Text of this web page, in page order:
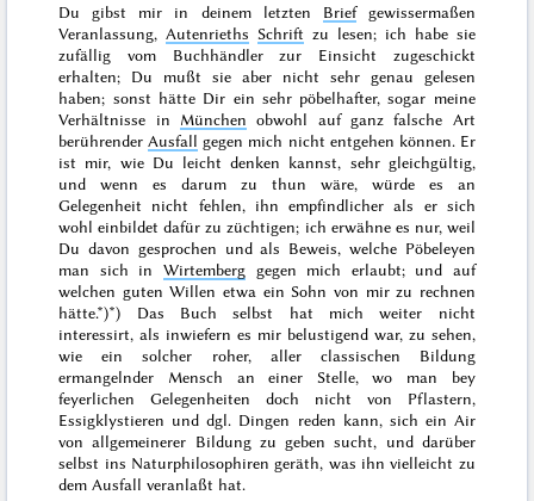
Du gibst mir in deinem letzten Briefgewissermaßen
Veranlassung,Autenrieths Schrift zu lesen; ich habe sie
zufällig vom Buchhändler zur Einsicht zugeschickt
erhalten; Du mußt sie aber nicht sehr genau gelesen
haben; sonst hätte Dir ein sehr pöbelhafter, sogar meine
Verhältnisse in München obwohl auf ganz falsche Art
berührenderAusfall gegen mich nicht entgehen können. Er
ist mir, wie Du leicht denken kannst, sehr gleichgültig,
und wenn es darum zu thun wäre, würde es an
Gelegenheit nicht fehlen, ihn empfindlicher als er sich
wohl einbildet dafür zu züchtigen; ich erwähne es nur, weil
Du davon gesprochen und als Beweis, welche Pöbeleyen
man sich in Wirtemberg gegen mich erlaubt; und auf
welchen guten Willen etwa ein Sohn von mir zu rechnen
hätte.*)*) Das Buch selbst hat mich weiter nicht
interessirt, als inwiefern es mir belustigend war, zu sehen,
wie ein solcher roher, aller classischen Bildung
ermangelnder Mensch an einer Stelle, wo man bey
feyerlichen Gelegenheiten doch nicht von Pflastern,
Essigklystieren und dgl. Dingen reden kann, sich ein Air
von allgemeinerer Bildung zu geben sucht, und darüber
selbst ins Naturphilosophiren geräth, was ihn vielleicht zu
dem Ausfall veranlaßt hat.